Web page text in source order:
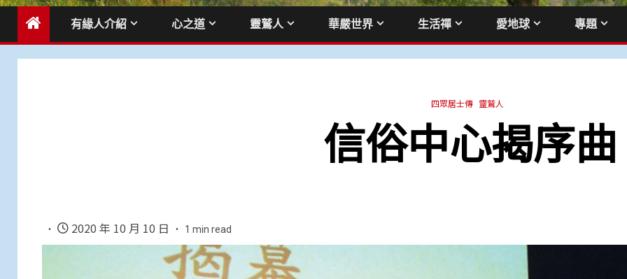
有緣人介紹 心之道 靈鷲人 華嚴世界 生活禪 愛地球 專題
四眾居士傳 靈鷲人
信俗中心揭序曲
2020 年 10 月 10 日 1 min read